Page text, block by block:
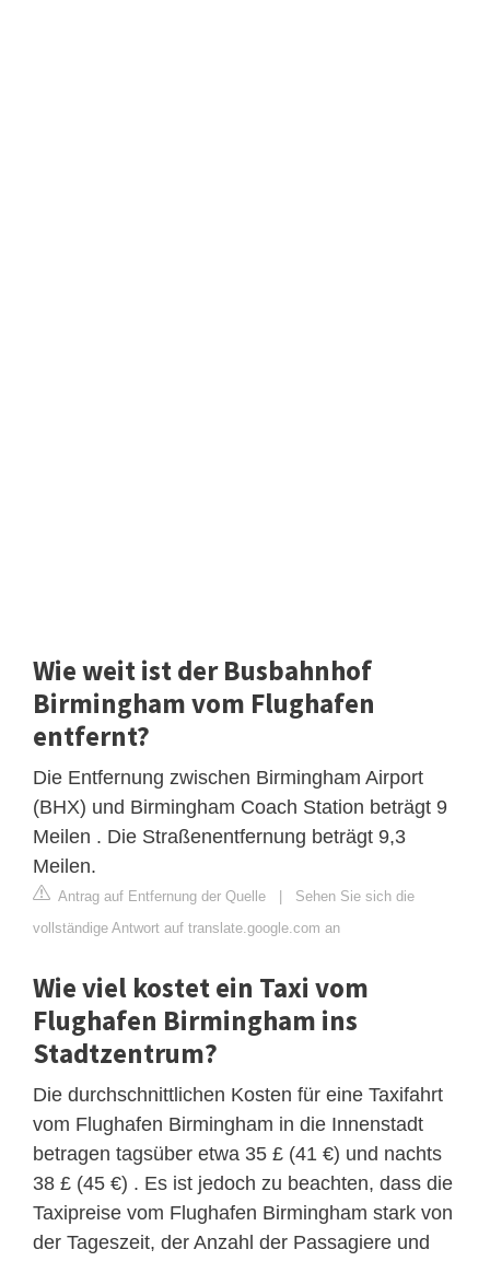
Wie weit ist der Busbahnhof
Birmingham vom Flughafen
entfernt?
Die Entfernung zwischen Birmingham Airport
(BHX) und Birmingham Coach Station beträgt 9
Meilen . Die Straßenentfernung beträgt 9,3
Meilen.
Antrag auf Entfernung der Quelle | Sehen Sie sich die
vollständige Antwort auf translate.google.com an
Wie viel kostet ein Taxi vom
Flughafen Birmingham ins
Stadtzentrum?
Die durchschnittlichen Kosten für eine Taxifahrt
vom Flughafen Birmingham in die Innenstadt
betragen tagsüber etwa 35 £ (41 €) und nachts
38 £ (45 €) . Es ist jedoch zu beachten, dass die
Taxipreise vom Flughafen Birmingham stark von
der Tageszeit, der Anzahl der Passagiere und